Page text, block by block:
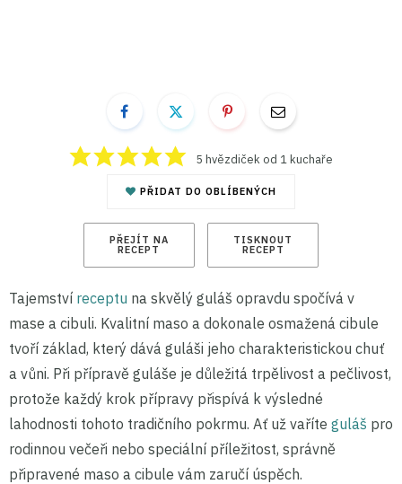
5 hvězdiček od 1 kuchaře
PŘIDAT DO OBLÍBENÝCH
PŘEJÍT NA
RECEPT
TISKNOUT
RECEPT
Tajemství receptu na skvělý guláš opravdu spočívá v
mase a cibuli. Kvalitní maso a dokonale osmažená cibule
tvoří základ, který dává guláši jeho charakteristickou chuť
a vůni. Při přípravě guláše je důležitá trpělivost a pečlivost,
protože každý krok přípravy přispívá k výsledné
lahodnosti tohoto tradičního pokrmu. Ať už vaříte guláš pro
rodinnou večeři nebo speciální příležitost, správně
připravené maso a cibule vám zaručí úspěch.